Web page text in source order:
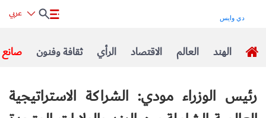
صانع ثقافة وفنون الرأي الاقتصاد العالم الهند
رئيس الوزراء مودي: الشراكة الاستراتيجية